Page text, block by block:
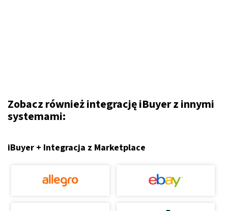
Zobacz również integrację iBuyer z innymi
systemami:
iBuyer + Integracja z Marketplace